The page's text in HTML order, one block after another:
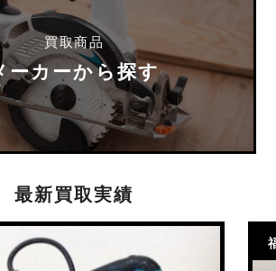
買取商品
ーカーから探す
最新買取実績